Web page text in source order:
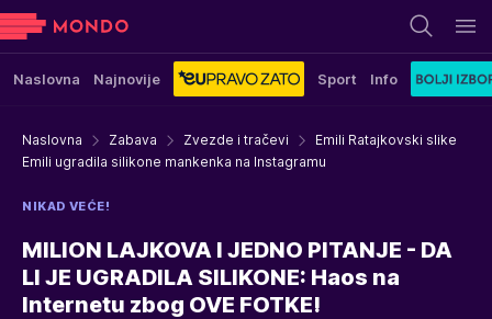
Naslovna Najnovije Sport Info
Naslovna Zabava Zvezde i tračevi
Emili Ratajkovski slike
Emili ugradila silikone mankenka na Instagramu
NIKAD VEĆE!
MILION LAJKOVA I JEDNO PITANJE - DA
LI JE UGRADILA SILIKONE: Haos na
Internetu zbog OVE FOTKE!